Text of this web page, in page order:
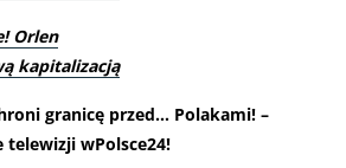
Orlen
kapitalizacją
granicę przed… Polakami! –
telewizji wPolsce24!